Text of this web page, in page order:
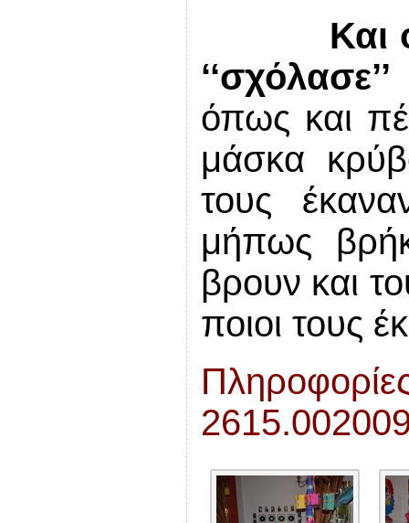
Και
όπως και
μάσκα
τους
μήπως
βρουν και
ποιοι τους